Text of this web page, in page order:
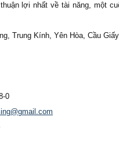
lợi nhất về tài năng, một
Trung Kính, Yên Hòa, Cầu
0